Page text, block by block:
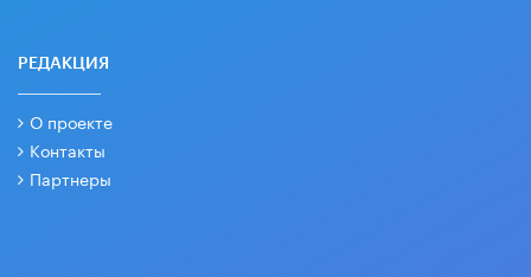
РЕДАКЦИЯ
О проекте
Контакты
Партнеры